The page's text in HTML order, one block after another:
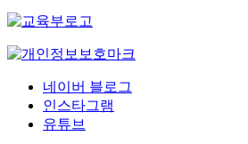
네이버 블로그
인스타그램
유튜브